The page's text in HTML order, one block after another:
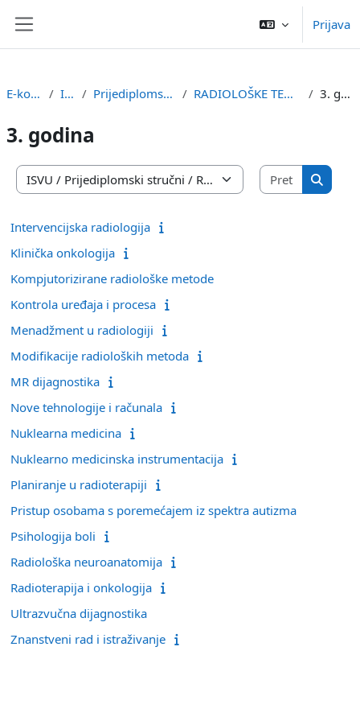
Prijava
E-kolegiji ISVU Prijediplomski stručni RADIOLOŠKE TEHNOLOGIJE 3. godina
3. godina
Popis e-kolegija
Pretraži
Intervencijska radiologija
Klinička onkologija
Kompjutorizirane radiološke metode
Kontrola uređaja i procesa
Menadžment u radiologiji
Modifikacije radioloških metoda
MR dijagnostika
Nove tehnologije i računala
Nuklearna medicina
Nuklearno medicinska instrumentacija
Planiranje u radioterapiji
Pristup osobama s poremećajem iz spektra autizma
Psihologija boli
Radiološka neuroanatomija
Radioterapija i onkologija
Ultrazvučna dijagnostika
Znanstveni rad i istraživanje